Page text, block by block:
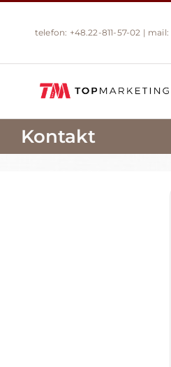
Przejdź
zawartości
telefon: +48.22-811-57-02 | mail:
Kontakt